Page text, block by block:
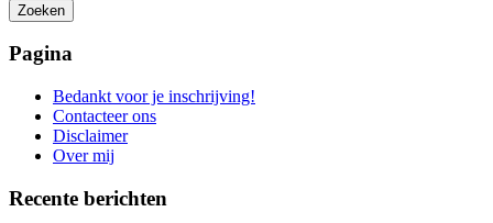
Zoeken
zoeken
Pagina
Bedankt voor je inschrijving!
Contacteer ons
Disclaimer
Over mij
Recente berichten